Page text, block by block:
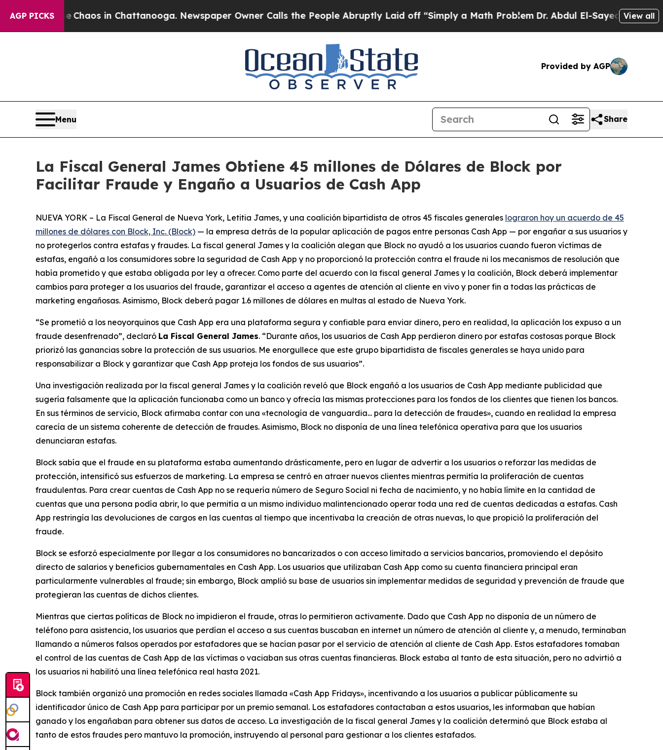
AGP PICKS
Chaos in Chattanooga. Newspaper Owner Calls the People Abruptly Laid off “Simply a Math Problem Dr. Abdul El-Sayed on HistoricView all
Provided by AGP
Menu Share
La Fiscal General James Obtiene 45 millones de Dólares de Block por
Facilitar Fraude y Engaño a Usuarios de Cash App
NUEVA YORK – La Fiscal General de Nueva York, Letitia James, y una coalición bipartidista de otros 45 fiscales generales lograron hoy un acuerdo de 45
millones de dólares con Block, Inc. (Block) — la empresa detrás de la popular aplicación de pagos entre personas Cash App — por engañar a sus usuarios y
no protegerlos contra estafas y fraudes. La fiscal general James y la coalición alegan que Block no ayudó a los usuarios cuando fueron víctimas de
estafas, engañó a los consumidores sobre la seguridad de Cash App y no proporcionó la protección contra el fraude ni los mecanismos de resolución que
había prometido y que estaba obligada por ley a ofrecer. Como parte del acuerdo con la fiscal general James y la coalición, Block deberá implementar
cambios para proteger a los usuarios del fraude, garantizar el acceso a agentes de atención al cliente en vivo y poner fin a todas las prácticas de
marketing engañosas. Asimismo, Block deberá pagar 1.6 millones de dólares en multas al estado de Nueva York.
“Se prometió a los neoyorquinos que Cash App era una plataforma segura y confiable para enviar dinero, pero en realidad, la aplicación los expuso a un
fraude desenfrenado”, declaró La Fiscal General James. “Durante años, los usuarios de Cash App perdieron dinero por estafas costosas porque Block
priorizó las ganancias sobre la protección de sus usuarios. Me enorgullece que este grupo bipartidista de fiscales generales se haya unido para
responsabilizar a Block y garantizar que Cash App proteja los fondos de sus usuarios”.
Una investigación realizada por la fiscal general James y la coalición reveló que Block engañó a los usuarios de Cash App mediante publicidad que
sugería falsamente que la aplicación funcionaba como un banco y ofrecía las mismas protecciones para los fondos de los clientes que tienen los bancos.
En sus términos de servicio, Block afirmaba contar con una «tecnología de vanguardia... para la detección de fraudes», cuando en realidad la empresa
carecía de un sistema coherente de detección de fraudes. Asimismo, Block no disponía de una línea telefónica operativa para que los usuarios
denunciaran estafas.
Block sabía que el fraude en su plataforma estaba aumentando drásticamente, pero en lugar de advertir a los usuarios o reforzar las medidas de
protección, intensificó sus esfuerzos de marketing. La empresa se centró en atraer nuevos clientes mientras permitía la proliferación de cuentas
fraudulentas. Para crear cuentas de Cash App no ​​se requería número de Seguro Social ni fecha de nacimiento, y no había límite en la cantidad de
cuentas que una persona podía abrir, lo que permitía a un mismo individuo malintencionado operar toda una red de cuentas dedicadas a estafas. Cash
App restringía las devoluciones de cargos en las cuentas al tiempo que incentivaba la creación de otras nuevas, lo que propició la proliferación del
fraude.
Block se esforzó especialmente por llegar a los consumidores no bancarizados o con acceso limitado a servicios bancarios, promoviendo el depósito
directo de salarios y beneficios gubernamentales en Cash App. Los usuarios que utilizaban Cash App como su cuenta financiera principal eran
particularmente vulnerables al fraude; sin embargo, Block amplió su base de usuarios sin implementar medidas de seguridad y prevención de fraude que
protegieran las cuentas de dichos clientes.
Mientras que ciertas políticas de Block no impidieron el fraude, otras lo permitieron activamente. Dado que Cash App no ​​disponía de un número de
teléfono para asistencia, los usuarios que perdían el acceso a sus cuentas buscaban en internet un número de atención al cliente y, a menudo, terminaban
llamando a números falsos operados por estafadores que se hacían pasar por el servicio de atención al cliente de Cash App. Estos estafadores tomaban
el control de las cuentas de Cash App de las víctimas o vaciaban sus otras cuentas financieras. Block estaba al tanto de esta situación, pero no advirtió a
los usuarios ni habilitó una línea telefónica real hasta 2021.
Block también organizó una promoción en redes sociales llamada «Cash App Fridays», incentivando a los usuarios a publicar públicamente su
identificador único de Cash App para participar por un premio semanal. Los estafadores contactaban a estos usuarios, les informaban que habían
ganado y los engañaban para obtener sus datos de acceso. La investigación de la fiscal general James y la coalición determinó que Block estaba al
tanto de estos fraudes pero mantuvo la promoción, instruyendo al personal para gestionar a los clientes estafados.